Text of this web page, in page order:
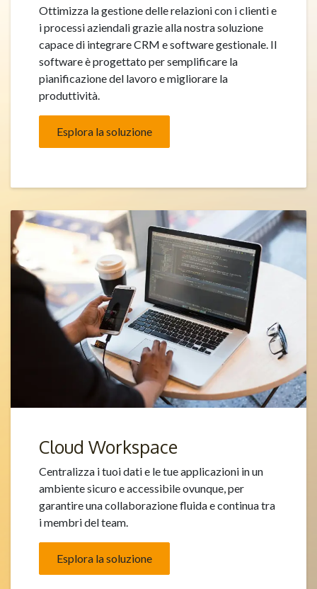
Ottimizza la gestione delle relazioni con i clienti e
i processi aziendali grazie alla nostra soluzione
capace di integrare CRM e software gestionale. Il
software è progettato per semplificare la
pianificazione del lavoro e migliorare la
produttività.
Esplora la soluzione
Cloud Workspace
Centralizza i tuoi dati e le tue applicazioni in un
ambiente sicuro e accessibile ovunque, per
garantire una collaborazione fluida e continua tra
i membri del team.
Esplora la soluzione